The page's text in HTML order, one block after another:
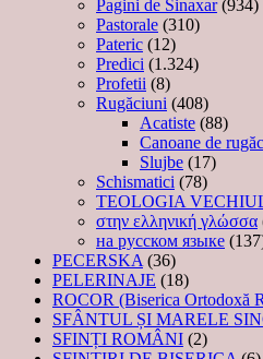
Pagini de Sinaxar(934)
Pastorale (310)
Pateric (12)
Predici (1.324)
Profetii (8)
Rugăciuni (408)
Acatiste (88)
Canoane de
Slujbe (17)
Schismatici (78)
TEOLOGIA
στην ελληνική γλώσσα
на русском языке
PECERSKA (36)
PELERINAJE (18)
ROCOR (Biserica Ortodoxă
SFÂNTUL ȘI MARELE
SFINȚI ROMÂNI (2)